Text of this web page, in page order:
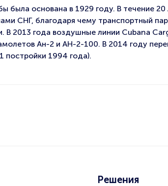
была основана в 1929 году. В течение
СНГ, благодаря чему транспортный
2013 года воздушные линии Cubana
Ан-2 и АН-2-100. В 2014 году
постройки 1994 года).
Решения